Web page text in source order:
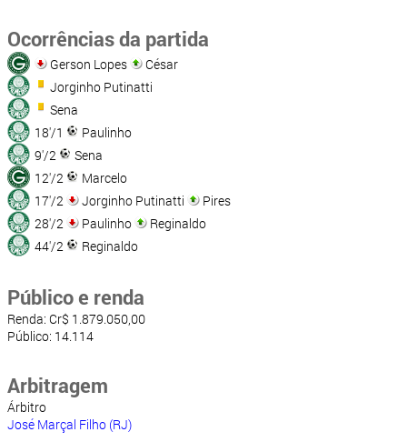
Ocorrências da partida
Gerson Lopes
César
Jorginho Putinatti
Sena
18'/1
Paulinho
9'/2
Sena
12'/2
Marcelo
17'/2
Jorginho Putinatti
Pires
28'/2
Paulinho
Reginaldo
44'/2
Reginaldo
Público e renda
Renda: Cr$ 1.879.050,00
Público: 14.114
Arbitragem
Árbitro
José Marçal Filho (RJ)